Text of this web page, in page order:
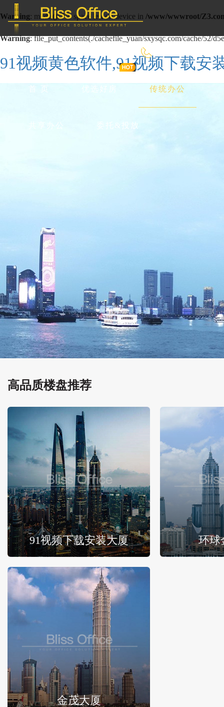
Warning: mkdir(): No space left on device in /www/wwwroot/
Warning: file_put_contents(./cachefile_yuan/sxysqc.com/cache/52/
91视频黄色软件,91视频下载安
400-8090-660
首 页 优选好房 传统办公
共享办公 委托&投放
高品质楼盘推荐
91视频下载安装大厦 环球
金茂大厦